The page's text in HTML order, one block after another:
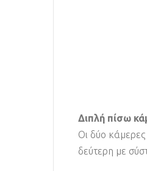
Διπλή πίσω
Οι δύο
δεύτερη με